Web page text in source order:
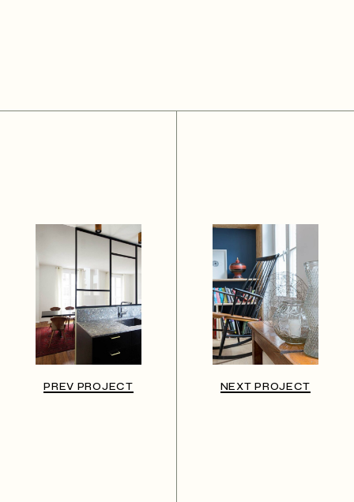
PREV PROJECT NEXT PROJECT